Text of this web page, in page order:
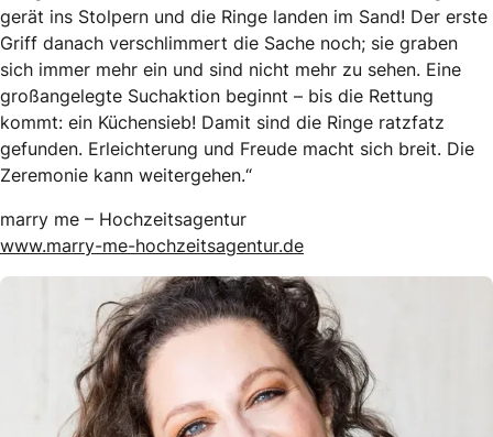
gerät ins Stolpern und die Ringe landen im Sand! Der erste
Griff danach verschlimmert die Sache noch; sie graben
sich immer mehr ein und sind nicht mehr zu sehen. Eine
großangelegte Suchaktion beginnt – bis die Rettung
kommt: ein Küchensieb! Damit sind die Ringe ratzfatz
gefunden. Erleichterung und Freude macht sich breit. Die
Zeremonie kann weitergehen.“
marry me – Hochzeitsagentur
www.marry-me-hochzeitsagentur.de